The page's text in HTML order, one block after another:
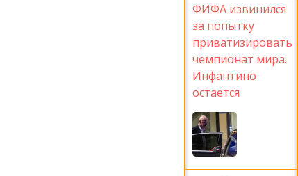
ФИФА извинился
за попытку
приватизировать
чемпионат мира.
Инфантино
остается